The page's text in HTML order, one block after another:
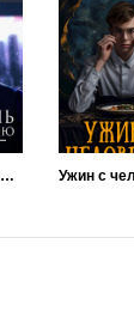
Оборотень по объявлению. Майконг Ужин с